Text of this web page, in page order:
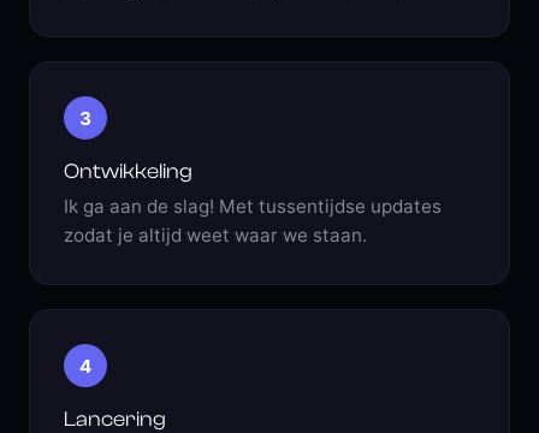
3
Ontwikkeling
Ik ga aan de slag! Met tussentijdse updates
zodat je altijd weet waar we staan.
4
Lancering